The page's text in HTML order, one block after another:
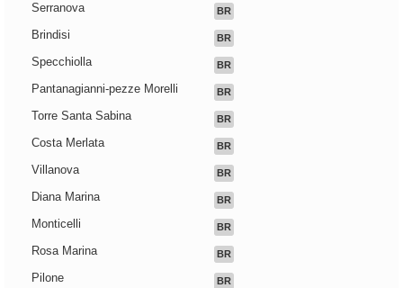
Serranova BR
Brindisi BR
Specchiolla BR
Pantanagianni-pezze Morelli BR
Torre Santa Sabina BR
Costa Merlata BR
Villanova BR
Diana Marina BR
Monticelli BR
Rosa Marina BR
Pilone BR